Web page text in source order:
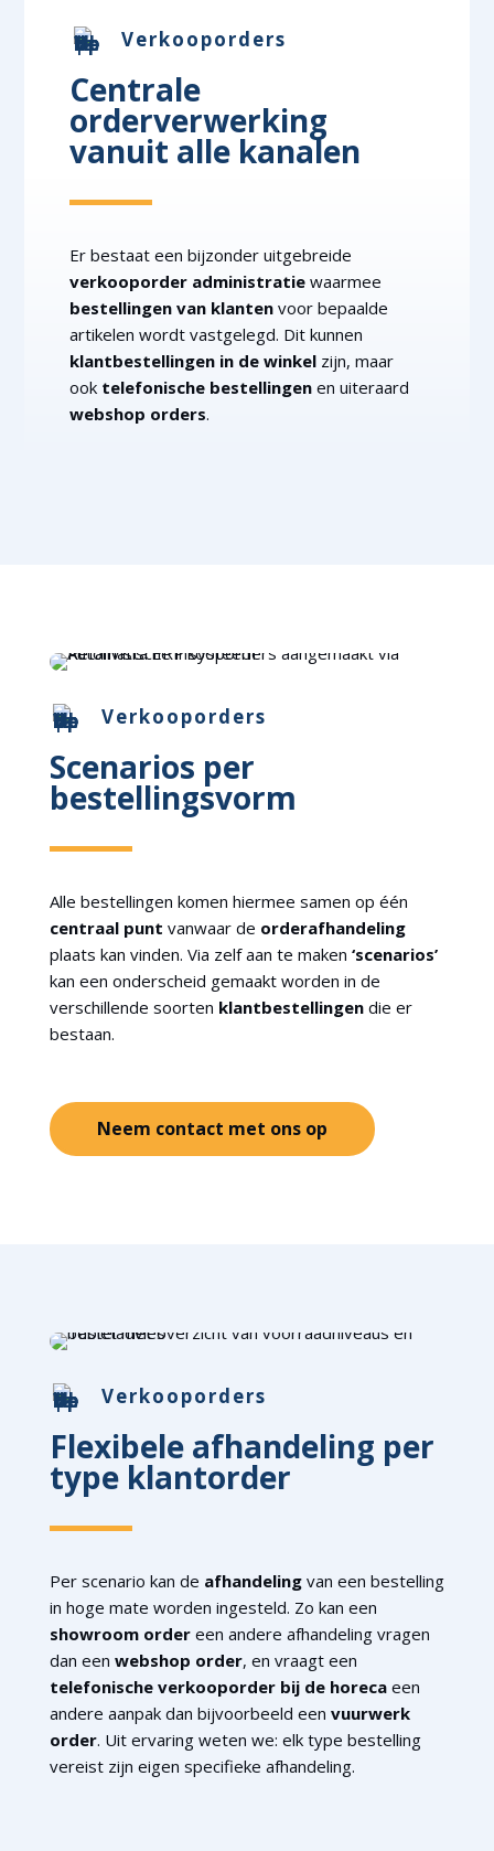
Verkooporders
Centrale
orderverwerking
vanuit alle kanalen
Er bestaat een bijzonder uitgebreide
verkooporder administratiewaarmee
bestellingen van klantenvoor bepaalde
artikelen wordt vastgelegd. Dit kunnen
klantbestellingen in de winkelzijn, maar
ook telefonische bestellingenen uiteraard
webshop orders.
Verkooporders
Scenarios per
bestellingsvorm
Alle bestellingen komen hiermee samen op één
centraal punt vanwaar de orderafhandeling
plaats kan vinden. Via zelf aan te maken ‘scenarios’
kan een onderscheid gemaakt worden in de
verschillende soorten klantbestellingendie er
bestaan.
Neem contact met ons op
Verkooporders
Flexibele afhandeling per
type klantorder
Per scenario kan de afhandelingvan een bestelling
in hoge mate worden ingesteld. Zo kan een
showroom ordereen andere afhandeling vragen
dan een webshop order, en vraagt een
telefonische verkooporder bij de horecaeen
andere aanpak dan bijvoorbeeld een vuurwerk
order. Uit ervaring weten we: elk type bestelling
vereist zijn eigen specifieke afhandeling.